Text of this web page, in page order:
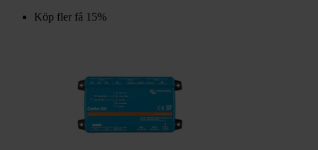
Köp fler få 15%